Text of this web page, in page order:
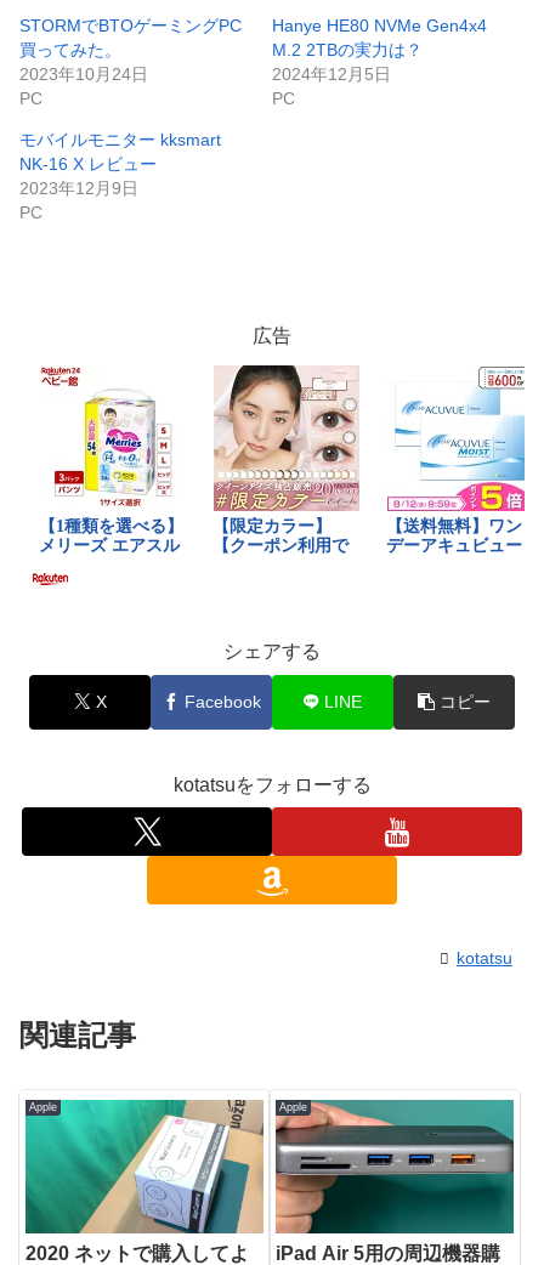
STORMでBTOゲーミングPC
買ってみた。
2023年10月24日
PC
Hanye HE80 NVMe Gen4x4
M.2 2TBの実力は？
2024年12月5日
PC
モバイルモニター kksmart
NK-16 X レビュー
2023年12月9日
PC
広告
シェアする
X Facebook LINE コピー
kotatsuをフォローする
kotatsu
関連記事
Apple
2020 ネットで購入してよ
Apple
iPad Air 5用の周辺機器購